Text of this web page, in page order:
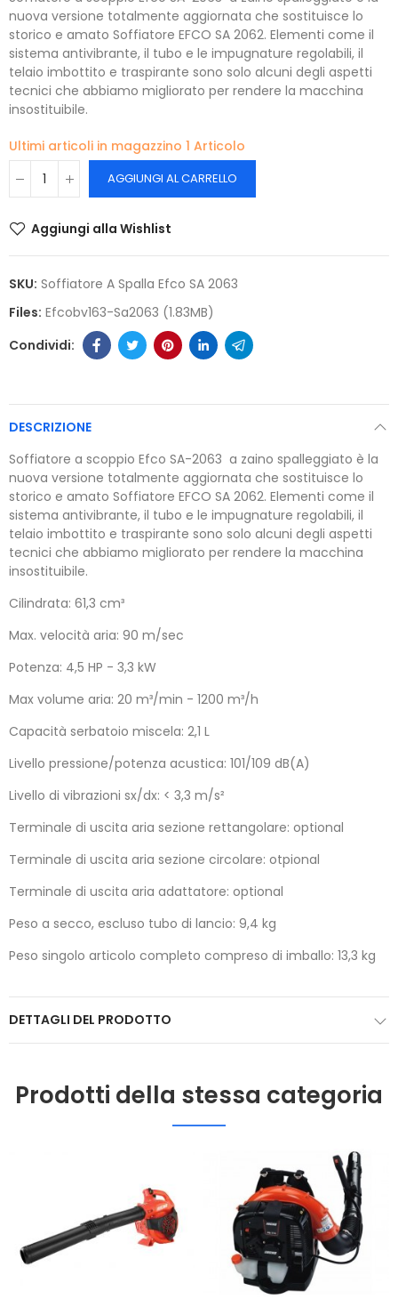
nuova versione totalmente aggiornata che sostituisce lo
storico e amato Soffiatore EFCO SA 2062. Elementi come il
sistema antivibrante, il tubo e le impugnature regolabili, il
telaio imbottito e traspirante sono solo alcuni degli aspetti
tecnici che abbiamo migliorato per rendere la macchina
insostituibile.
Ultimi articoli in magazzino 1 Articolo
AGGIUNGI AL CARRELLO
Aggiungi alla Wishlist
SKU: Soffiatore A Spalla Efco SA 2063
Files: Efcobv163-Sa2063 (1.83MB)
DESCRIZIONE
Soffiatore a scoppio Efco SA-2063 a zaino spalleggiato è la
nuova versione totalmente aggiornata che sostituisce lo
storico e amato Soffiatore EFCO SA 2062. Elementi come il
sistema antivibrante, il tubo e le impugnature regolabili, il
telaio imbottito e traspirante sono solo alcuni degli aspetti
tecnici che abbiamo migliorato per rendere la macchina
insostituibile.
Cilindrata: 61,3 cm³
Max. velocità aria: 90 m/sec
Potenza: 4,5 HP - 3,3 kW
Max volume aria: 20 m³/min - 1200 m³/h
Capacità serbatoio miscela: 2,1 L
Livello pressione/potenza acustica: 101/109 dB(A)
Livello di vibrazioni sx/dx: < 3,3 m/s²
Terminale di uscita aria sezione rettangolare: optional
Terminale di uscita aria sezione circolare: otpional
Terminale di uscita aria adattatore: optional
Peso a secco, escluso tubo di lancio: 9,4 kg
Peso singolo articolo completo compreso di imballo: 13,3 kg
DETTAGLI DEL PRODOTTO
Prodotti della stessa categoria